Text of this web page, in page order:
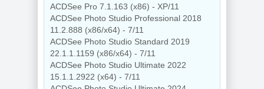
ACDSee Pro 7.1.163 (x86) - XP/11
ACDSee Photo Studio Professional 2018
11.2.888 (x86/x64) - 7/11
ACDSee Photo Studio Standard 2019
22.1.1.1159 (x86/x64) - 7/11
ACDSee Photo Studio Ultimate 2022
15.1.1.2922 (x64) - 7/11